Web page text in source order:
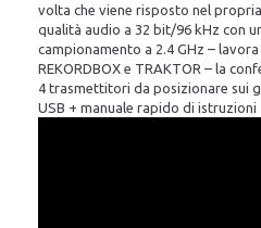
volta che viene risposto nel
qualità audio a 32 bit/96 kHz con
campionamento a 2.4 GHz – lavora
REKORDBOX e TRAKTOR – la
4 trasmettitori da posizionare sui
USB + manuale rapido di istruzioni